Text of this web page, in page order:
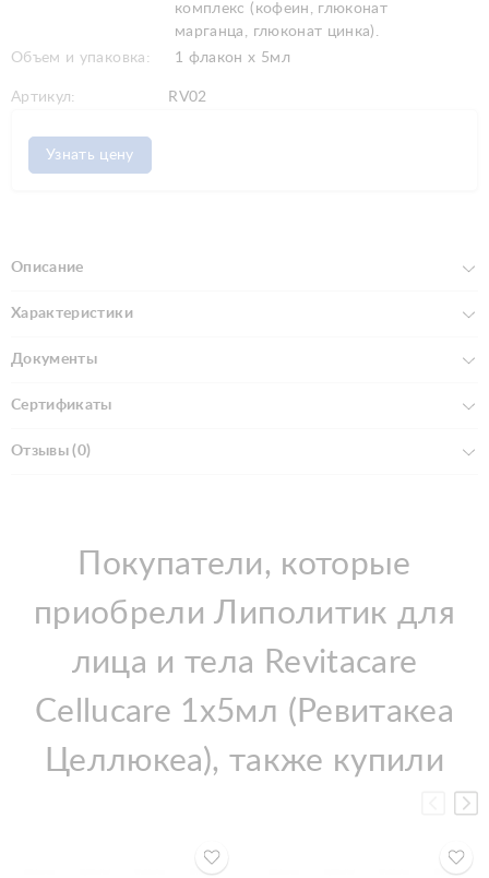
комплекс (кофеин, глюконат
марганца, глюконат цинка).
Объем и упаковка:
1 флакон х 5мл
Артикул: RV02
Узнать цену
Описание
Характеристики
Документы
Сертификаты
Отзывы (0)
Покупатели, которые
приобрели Липолитик для
лица и тела Revitacare
Cellucare 1х5мл (Ревитакеа
Целлюкеа), также купили